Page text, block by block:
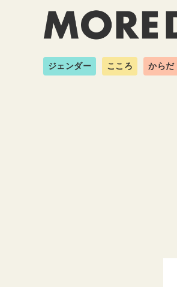
ジェンダー こころ からだ